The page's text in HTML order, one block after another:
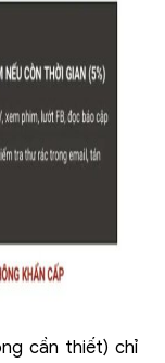
cần thiết) chỉ